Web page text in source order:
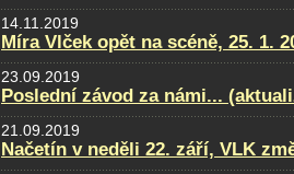
14.11.2019
Míra Vlček opět na scéně, 25. 1.
23.09.2019
Poslední závod za námi...
21.09.2019
Načetín v neděli 22. září, VLK